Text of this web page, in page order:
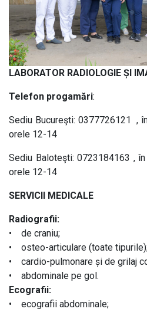
LABORATOR RADIOLOGIE ȘI
Telefon progamări:
Sediu Bucureşti: 0377726121 ,
orele 12-14
Sediu Baloteşti: 0723184163 ,
orele 12-14
SERVICII MEDICALE
Radiografii:
• de craniu;
• osteo-articulare (toate
• cardio-pulmonare și de grilaj
• abdominale pe gol.
Ecografii:
• ecografii abdominale;